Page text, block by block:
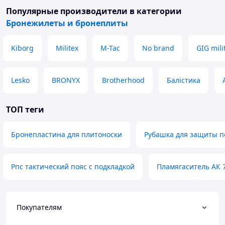
Популярные производители в категории
Бронежилеты и бронеплиты
Kiborg Militex M-Tac No brand GIG
Lesko BRONYX Brotherhood Балістика
ТОП теги
Бронепластина для плитоноски Рубашка для защиты
Рпс тактический пояс с подкладкой Пламягаситель АК
Покупателям